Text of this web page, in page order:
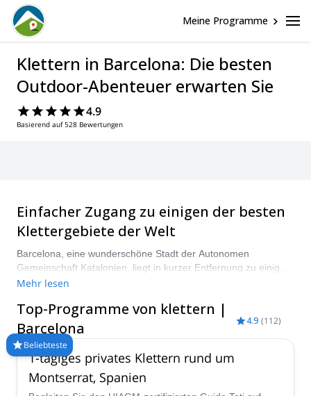
Meine Programme
Klettern in Barcelona: Die besten
Outdoor-Abenteuer erwarten Sie
4.9
Basierend auf 528 Bewertungen
Einfacher Zugang zu einigen der besten
Klettergebiete der Welt
Barcelona, eine wunderschöne Stadt der Autonomen
Gemeinschaft Katalonien, liegt in kurzer Entfernung zu einigen
der besten Klettergebiete der Welt. Hier kann das Klettern das
Schwierigkeitsgrade und Kletterarten, vom Trad-Klettern bis
zum Bouldern. Das Montserrat-Massiv bietet über tausend
Routen für alle Schwierigkeitsgrade, darunter Big Walls,
Sportkletterfelsen und Nadeln. In Richtung der katalanischen
Vorpyrenäen finden Sie hochwertige Kalk- und
Sandsteinrouten für Mehrseillängen- und Einseillängenklettern
in Vilanova de Meia, Terradets-Schlucht und Collegats. An der
Mehr lesen
Top-Programme von klettern |
Barcelona
Beliebteste
4.9 (112)
1-tägiges privates Klettern rund um
Montserrat, Spanien